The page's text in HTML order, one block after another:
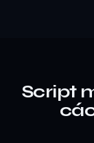
Script